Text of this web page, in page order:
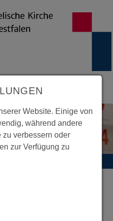
Website. Einige von
während andere
zu verbessern oder
zur Verfügung zu